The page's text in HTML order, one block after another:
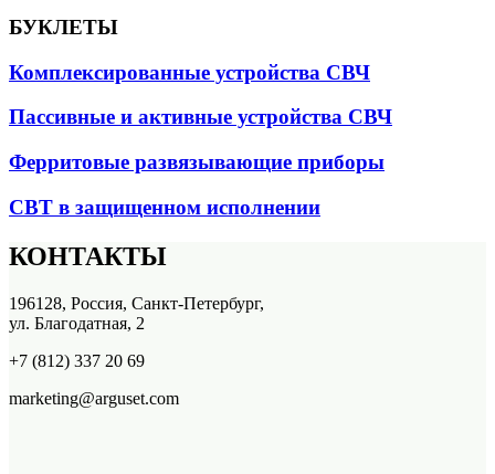
БУКЛЕТЫ
Комплексированные устройства СВЧ
Пассивные и активные устройства СВЧ
Ферритовые развязывающие приборы
СВТ в защищенном исполнении
КОНТАКТЫ
196128, Россия, Санкт-Петербург,
ул. Благодатная, 2
+7 (812) 337 20 69
marketing@arguset.com